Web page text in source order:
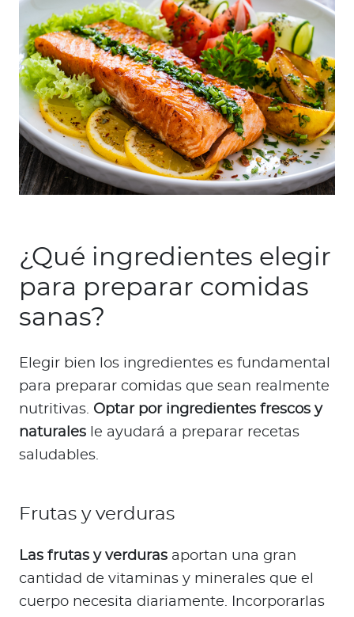
¿Qué ingredientes elegir
para preparar comidas
sanas?
Elegir bien los ingredientes es fundamental
para preparar comidas que sean realmente
nutritivas. Optar por ingredientes frescos y
naturales le ayudará a preparar recetas
saludables.
Frutas y verduras
Las frutas y verduras aportan una gran
cantidad de vitaminas y minerales que el
cuerpo necesita diariamente. Incorporarlas